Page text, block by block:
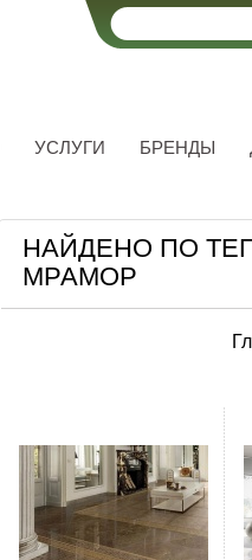
УСЛУГИ БРЕНДЫ
НАЙДЕНО ПО
МРАМОР